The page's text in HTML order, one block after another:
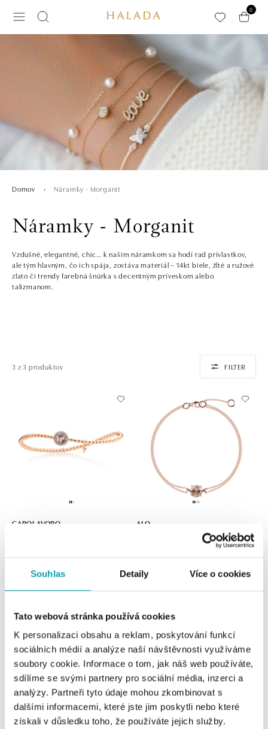
Souhlas Detaily Více o cookies
Tato webová stránka používá cookies
K personalizaci obsahu a reklam, poskytování funkcí
sociálních médií a analýze naší návštěvnosti využíváme
soubory cookie. Informace o tom, jak náš web používáte,
sdílíme se svými partnery pro sociální média, inzerci a
analýzy. Partneři tyto údaje mohou zkombinovat s
dalšími informacemi, které jste jim poskytli nebo které
získali v důsledku toho, že používáte jejich služby.
0
Domov Náramky - Morganit
Náramky - Morganit
Vzdušné, elegantné, chic… k našim náramkom sa hodí rad prívlastkov,
ale tým hlavným, čo ich spája, zostáva materiál – 14kt biele, žlté a ružové
zlato či trendy farebná šnúrka s decentným príveskom alebo
talizmanom.
3 z 3 produktov FILTER
CAPOLAVORO
od 2 950 €
ALO
Náramok 14kt ružové zlato s
od 1 083 €